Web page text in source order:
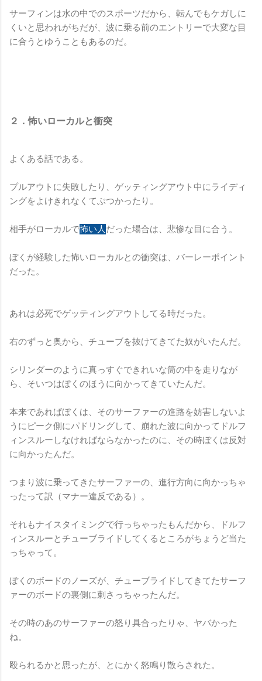
サーフィンは水の中でのスポーツだから、転んでもケガしに
くいと思われがちだが、波に乗る前のエントリーで大変な目
に合うとゆうこともあるのだ。
２．怖いローカルと衝突
よくある話である。
プルアウトに失敗したり、ゲッティングアウト中にライディ
ングをよけきれなくてぶつかったり。
相手がローカルで怖い人だった場合は、悲惨な目に合う。
ぼくが経験した怖いローカルとの衝突は、バーレーポイント
だった。
あれは必死でゲッティングアウトしてる時だった。
右のずっと奥から、チューブを抜けてきてた奴がいたんだ。
シリンダーのように真っすぐできれいな筒の中を走りなが
ら、そいつはぼくのほうに向かってきていたんだ。
本来であればぼくは、そのサーファーの進路を妨害しないよ
うにピーク側にパドリングして、崩れた波に向かってドルフ
ィンスルーしなければならなかったのに、その時ぼくは反対
に向かったんだ。
つまり波に乗ってきたサーファーの、進行方向に向かっちゃ
ったって訳（マナー違反である）。
それもナイスタイミングで行っちゃったもんだから、ドルフ
ィンスルーとチューブライドしてくるところがちょうど当た
っちゃって。
ぼくのボードのノーズが、チューブライドしてきてたサーフ
ァーのボードの裏側に刺さっちゃったんだ。
その時のあのサーファーの怒り具合ったりゃ、ヤバかった
ね。
殴られるかと思ったが、とにかく怒鳴り散らされた。